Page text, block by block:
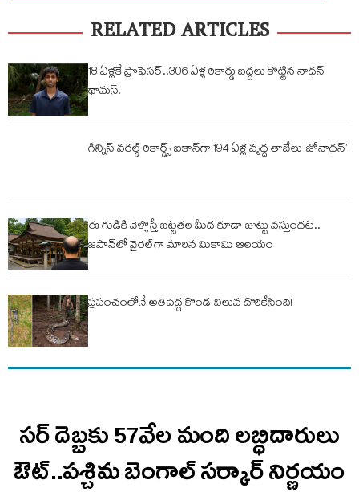
RELATED ARTICLES
18 ఏళ్లకే ప్రొఫెసర్‌..306 ఏళ్ల రికార్డు బద్దలు కొట్టిన నాథన్
థామస్!
గిన్నిస్ వరల్డ్ రికార్డ్స్ ఐకాన్‌గా 194 ఏళ్ల వృద్ధ తాబేలు ‘జోనాథన్’
ఈ గుడికి వెళ్లొస్తే బట్టతల మీద కూడా జుట్టు వస్తుందట..
జపాన్‌లో వైరల్‌గా మారిన మికామి ఆలయం
ప్రపంచంలోనే అతిపెద్ద కొండ చిలువ దొరికేసింది!
సర్ దెబ్బకు 57వేల మంది లబ్ధిదారులు
ఔట్..పశ్చిమ బెంగాల్ సర్కార్ నిర్ణయం